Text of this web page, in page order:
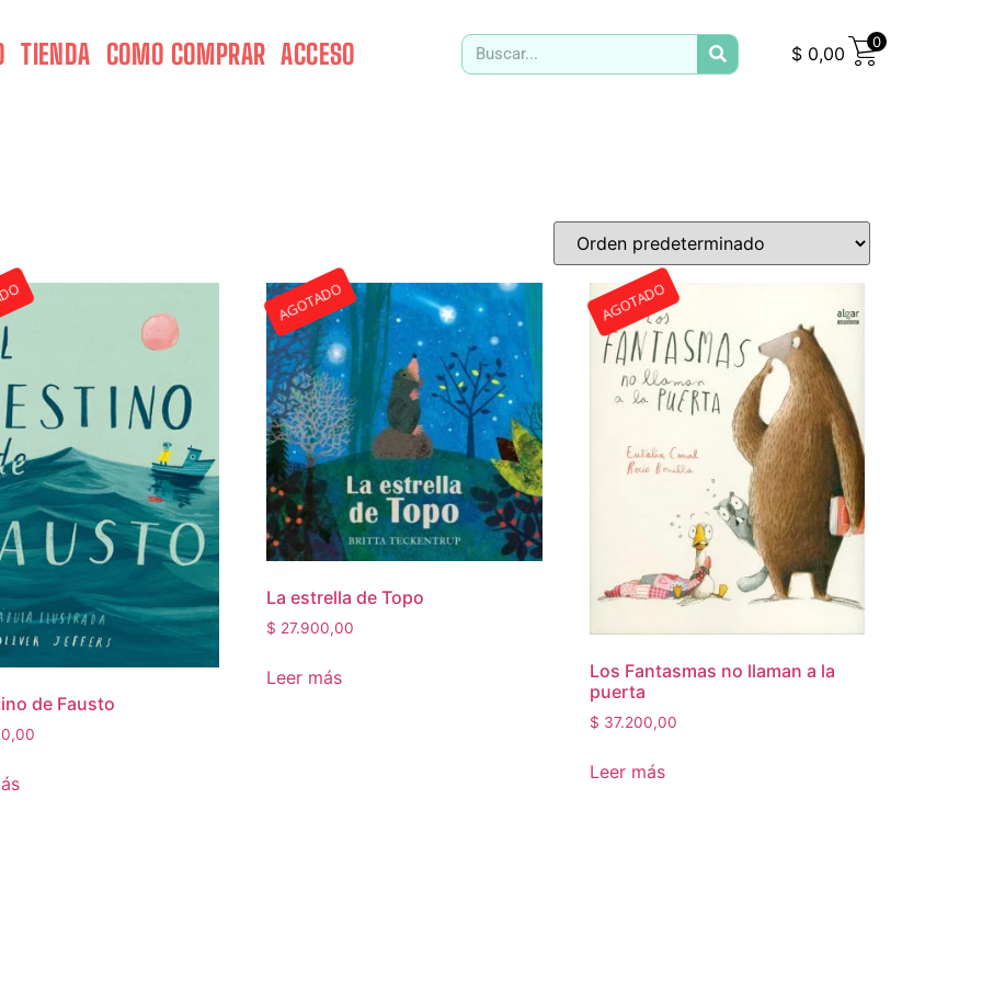
TIENDA COMO COMPRAR ACCESO $0,00
0
de Fausto
AGOTADO
La estrella de Topo
$ 27.900,00
Leer más
AGOTADO
Los Fantasmas no llaman a la
puerta
$ 37.200,00
Leer más